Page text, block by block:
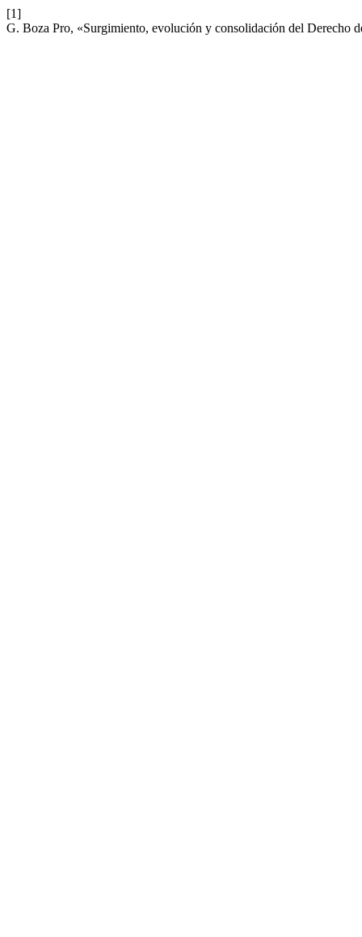
[1]
G. Boza Pro, «Surgimiento, evolución y consolidación del Derecho